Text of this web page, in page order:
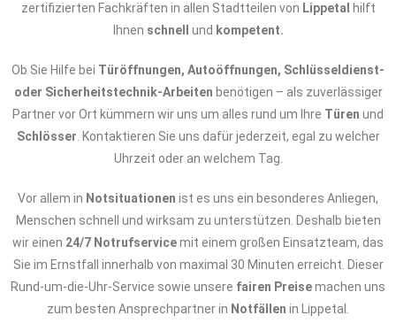
zertifizierten Fachkräften in allen Stadtteilen von Lippetal
hilft
Ihnen schnell und kompetent.
Ob Sie Hilfe bei Türöffnungen, Autoöffnungen, Schlüsseldienst-
oder Sicherheitstechnik-Arbeiten benötigen – als zuverlässiger
Partner vor Ort kümmern wir uns um alles rund um Ihre Türen und
Schlösser . Kontaktieren Sie uns dafür jederzeit, egal zu welcher
Uhrzeit oder an welchem Tag.
Vor allem in Notsituationen ist es uns ein besonderes Anliegen,
Menschen schnell und wirksam zu unterstützen. Deshalb bieten
wir einen 24/7 Notrufservicemit einem großen Einsatzteam, das
Sie im Ernstfall innerhalb von maximal 30 Minuten erreicht. Dieser
Rund-um-die-Uhr-Service sowie unsere fairen Preisemachen uns
zum besten Ansprechpartner in Notfällen in Lippetal.